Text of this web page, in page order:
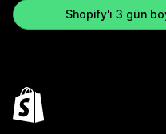
Shopify'ı 3 gün